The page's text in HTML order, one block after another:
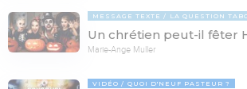
MESSAGE TEXTE LA QUESTION
Un chrétien peut-il fêter
Marie-Ange Muller
VIDÉO QUOI D'NEUF PASTEUR ?